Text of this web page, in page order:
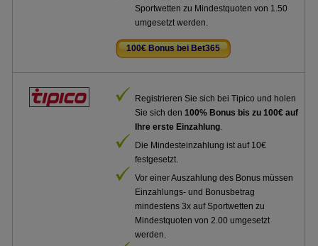
Sportwetten zu Mindestquoten von 1.50
umgesetzt werden.
100€ Bonus bei Bet365
Registrieren Sie sich bei Tipico und holen
Sie sich den100% Bonus bis zu 100€ auf
Ihre erste Einzahlung.
Die Mindesteinzahlung ist auf 10€
festgesetzt.
Vor einer Auszahlung des Bonus müssen
Einzahlungs- und Bonusbetrag
mindestens 3x auf Sportwetten zu
Mindestquoten von 2.00 umgesetzt
werden.